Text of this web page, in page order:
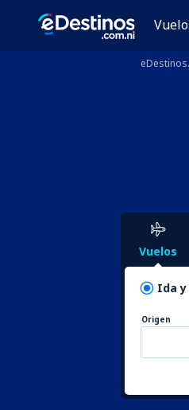
Vuelos
Ida
Origen